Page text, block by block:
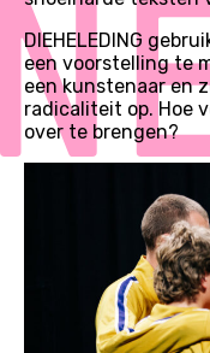
DIEHELEDING
een voorstelling te
een kunstenaar en
radicaliteit op. Hoe
over te brengen?